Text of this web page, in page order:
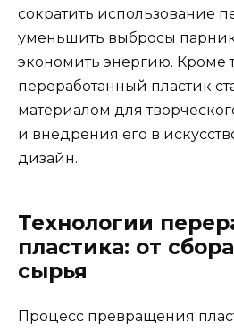
сократить использование
уменьшить выбросы
экономить энергию. Кроме
переработанный пластик
материалом для
и внедрения его в
дизайн.
Технологии
пластика: от
сырья
Процесс превращения